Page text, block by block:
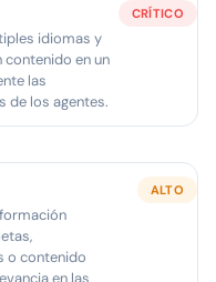
idiomas y
contenido en un
las
de los agentes.
CRÍTICO
o contenido
en las
ALTO